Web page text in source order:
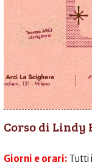
Corso di
Giorni e orari: Tutti